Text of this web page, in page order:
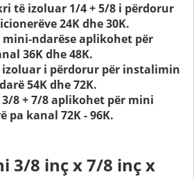
të izoluar 1/4 + 5/8 i përdorur
24K dhe 30K.
mini-ndarëse aplikohet për
36K dhe 48K.
izoluar i përdorur për instalimin
54K dhe 72K.
8 + 7/8 aplikohet për mini
pa kanal 72K - 96K.
3/8 inç x 7/8 inç x